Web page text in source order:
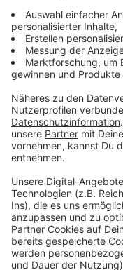
Weitere Infos
Anzeige
Mehr zur
Aktuelle
Alle Infos zu den
Anzeige